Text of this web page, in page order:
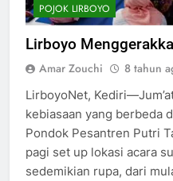
POJOK LIRBOYO
Lirboyo
Amar Zouchi 8 tahun
LirboyoNet,
kebiasaan yang berbeda
Pondok Pesantren Putri
pagi set up lokasi acara
sedemikian rupa, dari